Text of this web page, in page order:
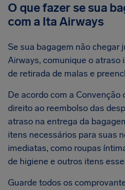
O que fazer se sua
com a Ita Airways
Se sua bagagem não chegar
Airways, comunique o atraso
de retirada de malas e
De acordo com a Convenção
direito ao reembolso das
atraso na entrega da
itens necessários para suas
imediatas, como roupas
de higiene e outros itens
Guarde todos os